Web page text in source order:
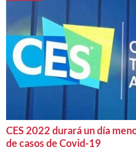
CES 2022 durará un día
de casos de Covid-19